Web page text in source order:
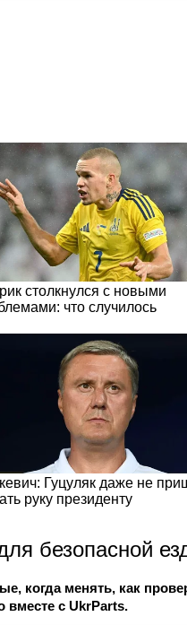
безопасной
когда менять, как
вместе с UkrParts.